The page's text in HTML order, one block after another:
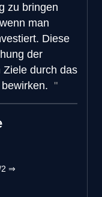
zu bringen
man
Diese
der
Ziele durch das
2 ⇒